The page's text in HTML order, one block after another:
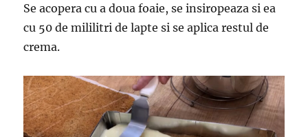
Se acopera cu a doua foaie, se insiropeaza si ea
cu 50 de mililitri de lapte si se aplica restul de
crema.